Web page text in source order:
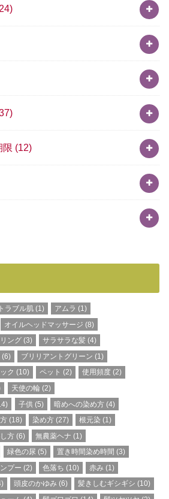
限 (12)
ラブル肌(1) アムラ (1)
オイルヘッドマッサージ (8)
ング(3) サラサラな髪(4)
(6) ブリリアントグリーン (1)
ク (10) ペット (2) 使用頻度 (2)
天使の輪 (2)
子供(5) 暗めへの染め方(4)
(18) 染め方(27) 根元染 (1)
方(6) 無農薬ヘナ (1)
緑色の尿 (5) 置き時間染め時間 (3)
プー (2) 色落ち (10) 赤み (1)
頭皮のかゆみ (6) 髪きしむギシギシ (10)